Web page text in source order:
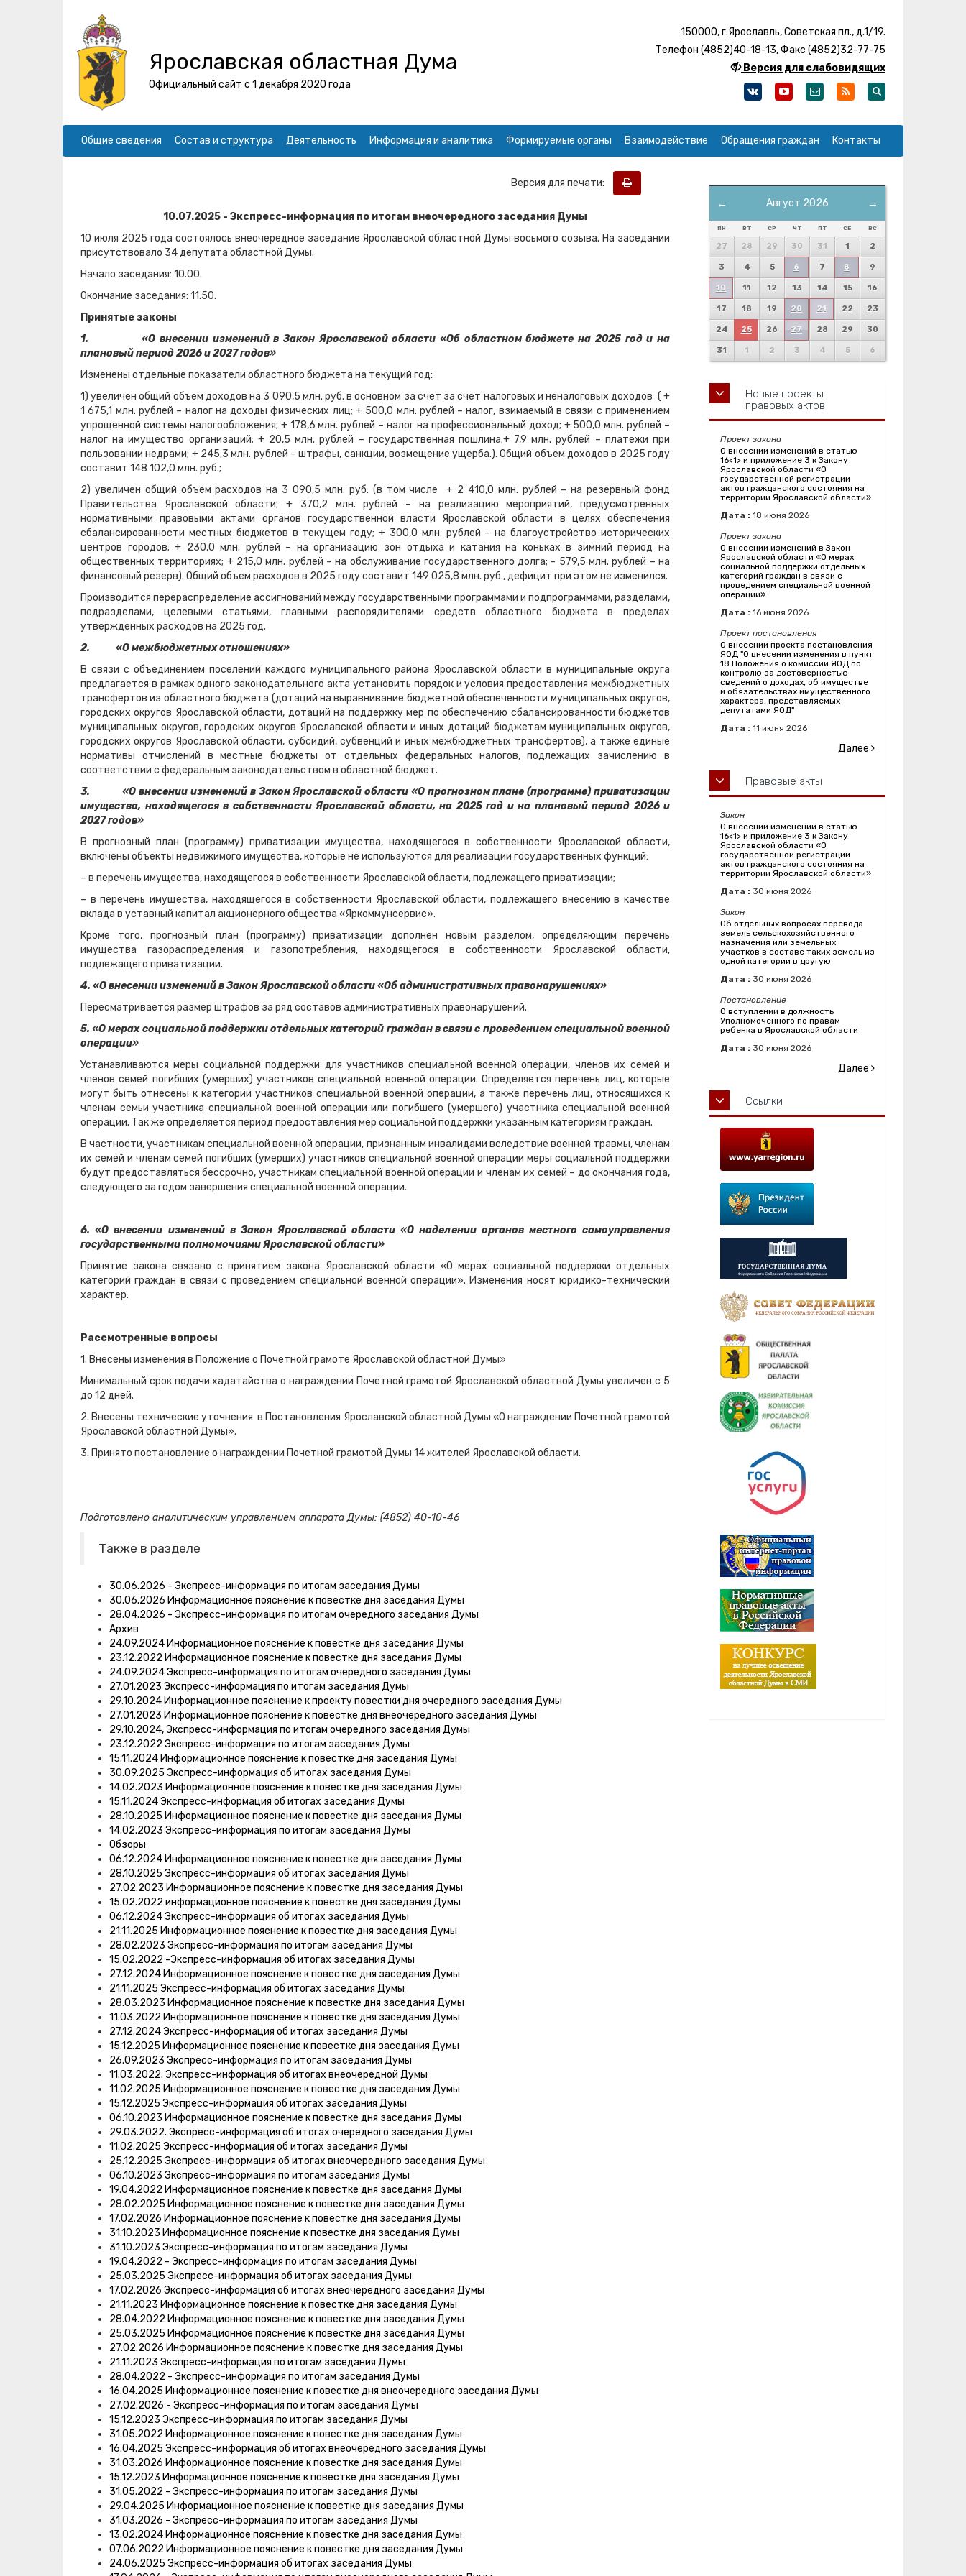
Ярославская областная Дума
Официальный сайт с 1 декабря 2020 года
150000, г.Ярославль, Советская пл., д.1/19.
Телефон (4852)40-18-13, Факс (4852)32-77-75
Версия для слабовидящих
Общие сведения Состав и структура Деятельность Информация и аналитика Формируемые органы Взаимодействие Обращения граждан Контакты
Версия для печати:
10.07.2025 - Экспресс-информация по итогам внеочередного заседания Думы
10 июля 2025 года состоялось внеочередное заседание Ярославской областной Думы восьмого созыва. На заседании
присутствовало 34 депутата областной Думы.
Начало заседания: 10.00.
Окончание заседания: 11.50.
Принятые законы
1.
«О внесении изменений в Закон Ярославской области «Об областном бюджете на 2025 год и на
плановый период 2026 и 2027 годов»
Изменены отдельные показатели областного бюджета на текущий год:
1) увеличен общий объем доходов на 3 090,5 млн. руб. в основном за счет за счет налоговых и неналоговых доходов ( +
1 675,1 млн. рублей – налог на доходы физических лиц; + 500,0 млн. рублей – налог, взимаемый в связи с применением
упрощенной системы налогообложения; + 178,6 млн. рублей – налог на профессиональный доход; + 500,0 млн. рублей –
налог на имущество организаций; + 20,5 млн. рублей – государственная пошлина;+ 7,9 млн. рублей – платежи при
пользовании недрами; + 245,3 млн. рублей – штрафы, санкции, возмещение ущерба.). Общий объем доходов в 2025 году
составит 148 102,0 млн. руб.;
2) увеличен общий объем расходов на 3 090,5 млн. руб. (в том числе + 2 410,0 млн. рублей – на резервный фонд
Правительства Ярославской области; + 370,2 млн. рублей – на реализацию мероприятий, предусмотренных
нормативными правовыми актами органов государственной власти Ярославской области в целях обеспечения
сбалансированности местных бюджетов в текущем году; + 300,0 млн. рублей – на благоустройство исторических
центров городов; + 230,0 млн. рублей – на организацию зон отдыха и катания на коньках в зимний период на
общественных территориях; + 215,0 млн. рублей – на обслуживание государственного долга; - 579,5 млн. рублей – на
финансовый резерв). Общий объем расходов в 2025 году составит 149 025,8 млн. руб., дефицит при этом не изменился.
Производится перераспределение ассигнований между государственными программами и подпрограммами, разделами,
подразделами, целевыми статьями, главными распорядителями средств областного бюджета в пределах
утвержденных расходов на 2025 год.
2. «О межбюджетных отношениях»
В связи с объединением поселений каждого муниципального района Ярославской области в муниципальные округа
предлагается в рамках одного законодательного акта установить порядок и условия предоставления межбюджетных
трансфертов из областного бюджета (дотаций на выравнивание бюджетной обеспеченности муниципальных округов,
городских округов Ярославской области, дотаций на поддержку мер по обеспечению сбалансированности бюджетов
муниципальных округов, городских округов Ярославской области и иных дотаций бюджетам муниципальных округов,
городских округов Ярославской области, субсидий, субвенций и иных межбюджетных трансфертов), а также единые
нормативы отчислений в местные бюджеты от отдельных федеральных налогов, подлежащих зачислению в
соответствии с федеральным законодательством в областной бюджет.
3.«О внесении изменений в Закон Ярославской области «О прогнозном плане (программе) приватизации
имущества, находящегося в собственности Ярославской области, на 2025 год и на плановый период 2026 и
2027 годов»
В прогнозный план (программу) приватизации имущества, находящегося в собственности Ярославской области,
включены объекты недвижимого имущества, которые не используются для реализации государственных функций:
– в перечень имущества, находящегося в собственности Ярославской области, подлежащего приватизации;
– в перечень имущества, находящегося в собственности Ярославской области, подлежащего внесению в качестве
вклада в уставный капитал акционерного общества «Яркоммунсервис».
Кроме того, прогнозный план (программу) приватизации дополнен новым разделом, определяющим перечень
имущества газораспределения и газопотребления, находящегося в собственности Ярославской области,
подлежащего приватизации.
4. «О внесении изменений в Закон Ярославской области «Об административных правонарушениях»
Пересматривается размер штрафов за ряд составов административных правонарушений.
5. «О мерах социальной поддержки отдельных категорий граждан в связи с проведением специальной военной
операции»
Устанавливаются меры социальной поддержки для участников специальной военной операции, членов их семей и
членов семей погибших (умерших) участников специальной военной операции. Определяется перечень лиц, которые
могут быть отнесены к категории участников специальной военной операции, а также перечень лиц, относящихся к
членам семьи участника специальной военной операции или погибшего (умершего) участника специальной военной
операции. Так же определяется период предоставления мер социальной поддержки указанным категориям граждан.
В частности, участникам специальной военной операции, признанным инвалидами вследствие военной травмы, членам
их семей и членам семей погибших (умерших) участников специальной военной операции меры социальной поддержки
будут предоставляться бессрочно, участникам специальной военной операции и членам их семей – до окончания года,
следующего за годом завершения специальной военной операции.
6. «О внесении изменений в Закон Ярославской области «О наделении органов местного самоуправления
государственными полномочиями Ярославской области»
Принятие закона связано с принятием закона Ярославской области «О мерах социальной поддержки отдельных
категорий граждан в связи с проведением специальной военной операции». Изменения носят юридико-технический
характер.
Рассмотренные вопросы
1. Внесены изменения в Положение о Почетной грамоте Ярославской областной Думы»
Минимальный срок подачи хадатайства о награждении Почетной грамотой Ярославской областной Думы увеличен с 5
до 12 дней.
2. Внесены технические уточнения в Постановления Ярославской областной Думы «О награждении Почетной грамотой
Ярославской областной Думы».
3. Принято постановление о награждении Почетной грамотой Думы 14 жителей Ярославской области.
Подготовлено аналитическим управлением аппарата Думы: (4852) 40-10-46
Также в разделе
30.06.2026 - Экспресс-информация по итогам заседания Думы
30.06.2026 Информационное пояснение к повестке дня заседания Думы
28.04.2026 - Экспресс-информация по итогам очередного заседания Думы
Архив
24.09.2024 Информационное пояснение к повестке дня заседания Думы
23.12.2022 Информационное пояснение к повестке дня заседания Думы
24.09.2024 Экспресс-информация по итогам очередного заседания Думы
27.01.2023 Экспресс-информация по итогам заседания Думы
29.10.2024 Информационное пояснение к проекту повестки дня очередного заседания Думы
27.01.2023 Информационное пояснение к повестке дня внеочередного заседания Думы
29.10.2024, Экспресс-информация по итогам очередного заседания Думы
23.12.2022 Экспресс-информация по итогам заседания Думы
15.11.2024 Информационное пояснение к повестке дня заседания Думы
30.09.2025 Экспресс-информация об итогах заседания Думы
14.02.2023 Информационное пояснение к повестке дня заседания Думы
15.11.2024 Экспресс-информация об итогах заседания Думы
28.10.2025 Информационное пояснение к повестке дня заседания Думы
14.02.2023 Экспресс-информация по итогам заседания Думы
Обзоры
06.12.2024 Информационное пояснение к повестке дня заседания Думы
28.10.2025 Экспресс-информация об итогах заседания Думы
27.02.2023 Информационное пояснение к повестке дня заседания Думы
15.02.2022 информационное пояснение к повестке дня заседания Думы
06.12.2024 Экспресс-информация об итогах заседания Думы
21.11.2025 Информационное пояснение к повестке дня заседания Думы
28.02.2023 Экспресс-информация по итогам заседания Думы
15.02.2022 -Экспресс-информация об итогах заседания Думы
27.12.2024 Информационное пояснение к повестке дня заседания Думы
21.11.2025 Экспресс-информация об итогах заседания Думы
28.03.2023 Информационное пояснение к повестке дня заседания Думы
11.03.2022 Информационное пояснение к повестке дня заседания Думы
27.12.2024 Экспресс-информация об итогах заседания Думы
15.12.2025 Информационное пояснение к повестке дня заседания Думы
26.09.2023 Экспресс-информация по итогам заседания Думы
11.03.2022. Экспресс-информация об итогах внеочередной Думы
11.02.2025 Информационное пояснение к повестке дня заседания Думы
15.12.2025 Экспресс-информация об итогах заседания Думы
06.10.2023 Информационное пояснение к повестке дня заседания Думы
29.03.2022. Экспресс-информация об итогах очередного заседания Думы
11.02.2025 Экспресс-информация об итогах заседания Думы
25.12.2025 Экспресс-информация об итогах внеочередного заседания Думы
06.10.2023 Экспресс-информация по итогам заседания Думы
19.04.2022 Информационное пояснение к повестке дня заседания Думы
28.02.2025 Информационное пояснение к повестке дня заседания Думы
17.02.2026 Информационное пояснение к повестке дня заседания Думы
31.10.2023 Информационное пояснение к повестке дня заседания Думы
31.10.2023 Экспресс-информация по итогам заседания Думы
19.04.2022 - Экспресс-информация по итогам заседания Думы
25.03.2025 Экспресс-информация об итогах заседания Думы
17.02.2026 Экспресс-информация об итогах внеочередного заседания Думы
21.11.2023 Информационное пояснение к повестке дня заседания Думы
28.04.2022 Информационное пояснение к повестке дня заседания Думы
25.03.2025 Информационное пояснение к повестке дня заседания Думы
27.02.2026 Информационное пояснение к повестке дня заседания Думы
21.11.2023 Экспресс-информация по итогам заседания Думы
28.04.2022 - Экспресс-информация по итогам заседания Думы
16.04.2025 Информационное пояснение к повестке дня внеочередного заседания Думы
27.02.2026 - Экспресс-информация по итогам заседания Думы
15.12.2023 Экспресс-информация по итогам заседания Думы
31.05.2022 Информационное пояснение к повестке дня заседания Думы
16.04.2025 Экспресс-информация об итогах внеочередного заседания Думы
31.03.2026 Информационное пояснение к повестке дня заседания Думы
15.12.2023 Информационное пояснение к повестке дня заседания Думы
31.05.2022 - Экспресс-информация по итогам заседания Думы
29.04.2025 Информационное пояснение к повестке дня заседания Думы
31.03.2026 - Экспресс-информация по итогам заседания Думы
13.02.2024 Информационное пояснение к повестке дня заседания Думы
07.06.2022 Информационное пояснение к повестке дня заседания Думы
24.06.2025 Экспресс-информация об итогах заседания Думы
← →
Август 2026
ПН ВТ СР ЧТ ПТ СБ ВС
27 28 29 30 31 1 2
3 4 5 6 7 8 9
10 11 12 13 14 15 16
17 18 19 20 21 22 23
24 25 26 27 28 29 30
31 1 2 3 4 5 6
Новые проекты
правовых актов
Проект закона
О внесении изменений в статью
16<1> и приложение 3 к Закону
Ярославской области «О
государственной регистрации
актов гражданского состояния на
территории Ярославской области»
Дата : 18 июня 2026
Проект закона
О внесении изменений в Закон
Ярославской области «О мерах
социальной поддержки отдельных
категорий граждан в связи с
проведением специальной военной
операции»
Дата : 16 июня 2026
Проект постановления
О внесении проекта постановления
ЯОД "О внесении изменения в пункт
18 Положения о комиссии ЯОД по
контролю за достоверностью
сведений о доходах, об имуществе
и обязательствах имущественного
характера, представляемых
депутатами ЯОД"
Дата : 11 июня 2026
Далее
Правовые акты
Закон
О внесении изменений в статью
16<1> и приложение 3 к Закону
Ярославской области «О
государственной регистрации
актов гражданского состояния на
территории Ярославской области»
Дата : 30 июня 2026
Закон
Об отдельных вопросах перевода
земель сельскохозяйственного
назначения или земельных
участков в составе таких земель из
одной категории в другую
Дата : 30 июня 2026
Постановление
О вступлении в должность
Уполномоченного по правам
ребенка в Ярославской области
Дата : 30 июня 2026
Далее
Ссылки